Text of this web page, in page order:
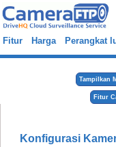
Fitur Harga Perangkat
Tampilkan
Fitur
Konfigurasi